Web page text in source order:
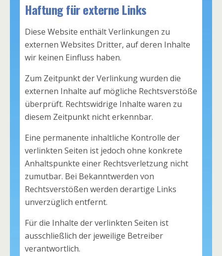
Haftung für externe Links
Diese Website enthält Verlinkungen zu
externen Websites Dritter, auf deren Inhalte
wir keinen Einfluss haben.
Zum Zeitpunkt der Verlinkung wurden die
externen Inhalte auf mögliche Rechtsverstöße
überprüft. Rechtswidrige Inhalte waren zu
diesem Zeitpunkt nicht erkennbar.
Eine permanente inhaltliche Kontrolle der
verlinkten Seiten ist jedoch ohne konkrete
Anhaltspunkte einer Rechtsverletzung nicht
zumutbar. Bei Bekanntwerden von
Rechtsverstößen werden derartige Links
unverzüglich entfernt.
Für die Inhalte der verlinkten Seiten ist
ausschließlich der jeweilige Betreiber
verantwortlich.